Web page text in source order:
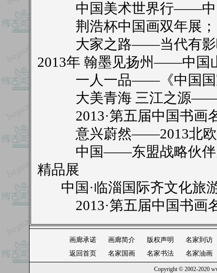
中国美术世界行——中国
荆浩杯中国画双年展；
大家之路——当代有影
2013年 翰墨见扬州——中国
一人一品——《中国国家
大美青海 三江之源——中
2013·第五届中国书画
意兴蔚然——2013北欧
中国——东盟战略伙伴关
精品展
中国·临淄国际齐文化旅
2013·第五届中国书画名
画廊承诺 画廊简介 版权声明
名家到访
返回首页
名家国画 名家书法 名家油画
Copyright © 2002-2020